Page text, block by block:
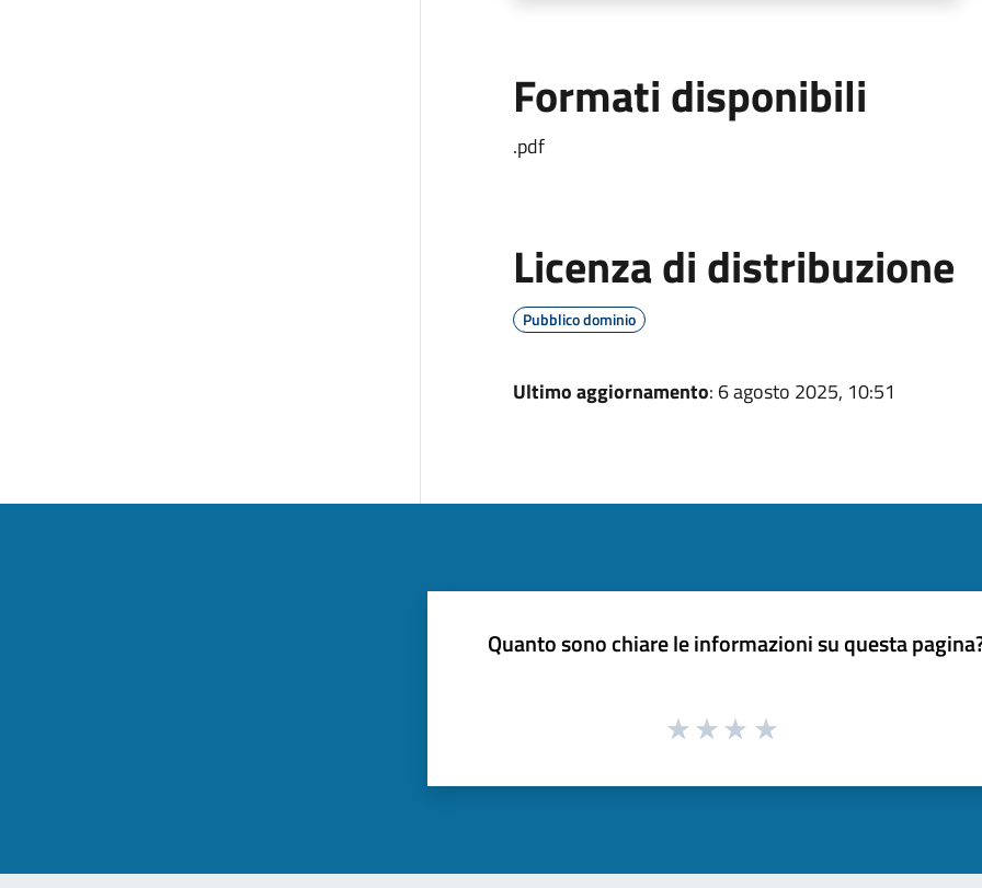
Formati disponibili
.pdf
Licenza di distribuzione
Pubblico dominio
Ultimo aggiornamento: 6 agosto 2025, 10:51
Quanto sono chiare le informazioni su questa